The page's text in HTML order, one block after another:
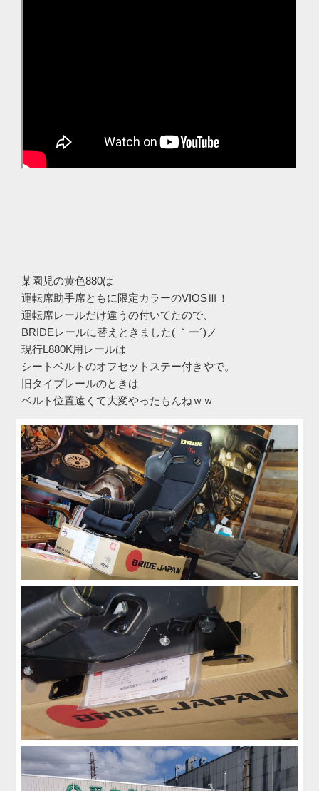
某園児の黄色880は
運転席助手席ともに限定カラーのVIOSⅢ！
運転席レールだけ違うの付いてたので、
BRIDEレールに替えときました( ｀ー´)ノ
現行L880K用レールは
シートベルトのオフセットステー付きやで。
旧タイプレールのときは
ベルト位置遠くて大変やったもんねｗｗ